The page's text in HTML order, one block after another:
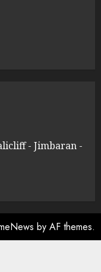
- Jimbaran -
by AF themes.